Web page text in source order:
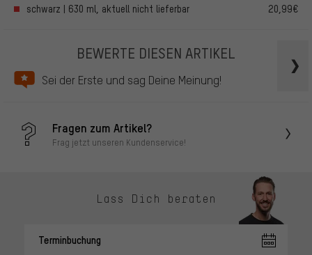
schwarz | 630 ml, aktuell nicht lieferbar 20,99€
BEWERTE DIESEN ARTIKEL
Sei der Erste und sag Deine Meinung!
Fragen zum Artikel?
Frag jetzt unseren Kundenservice!
Lass Dich beraten
Terminbuchung